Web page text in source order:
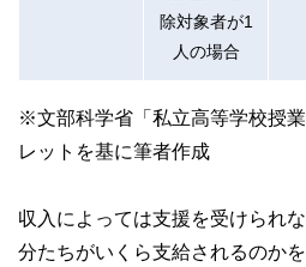
除対象者が1
人の場合
※文部科学省「私立高等学校授
レットを基に筆者作成
収入によっては支援を受けられ
分たちがいくら支給されるのか